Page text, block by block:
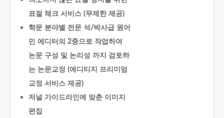
표절 체크 서비스 (무제한 제공)
학문 분야별 전문 석/박사급 원어
민 에디터의 2중으로 작업하여
논문 구성 및 논리성 까지 검토하
는 논문교정 (에디티지 프리미엄
교정 서비스 제공)
저널 가이드라인에 맞춘 이미지
편집